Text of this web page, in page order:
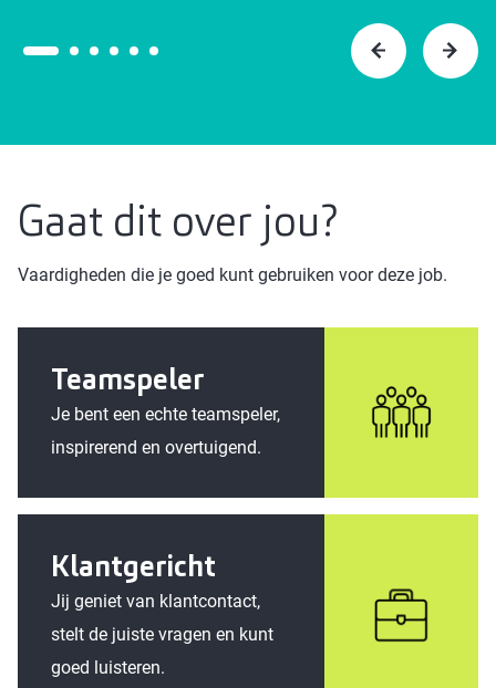
Gaat dit over jou?
Vaardigheden die je goed kunt gebruiken voor deze job.
Teamspeler
Je bent een echte teamspeler,
inspirerend en overtuigend.
Klantgericht
Jij geniet van klantcontact,
stelt de juiste vragen en kunt
goed luisteren.